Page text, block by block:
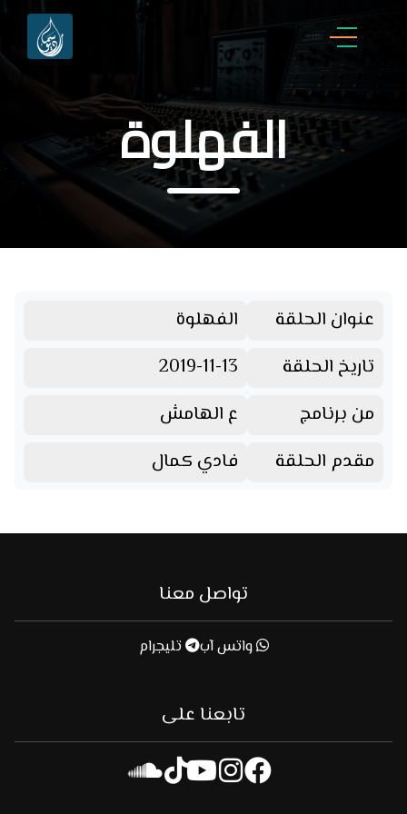
الفهلوة
عنوان الحلقة
الفهلوة
تاريخ الحلقة
2019-11-13
من برنامج
ع الهامش
مقدم الحلقة
فادي كمال
تواصل معنا
واتس آب تليجرام
تابعنا على